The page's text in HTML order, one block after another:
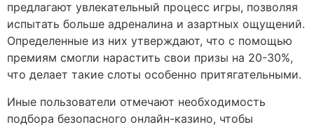
предлагают увлекательный процесс игры, позволяя
испытать больше адреналина и азартных ощущений.
Определенные из них утверждают, что с помощью
премиям смогли нарастить свои призы на 20-30%,
что делает такие слоты особенно притягательными.
Иные пользователи отмечают необходимость
подбора безопасного онлайн-казино, чтобы